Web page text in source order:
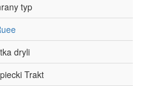
typ
dryli
Trakt